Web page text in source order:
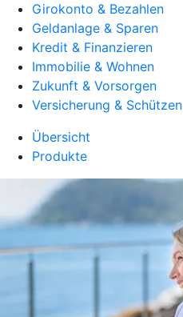
Girokonto & Bezahlen
Geldanlage & Sparen
Kredit & Finanzieren
Immobilie & Wohnen
Zukunft & Vorsorgen
Versicherung & Schützen
Übersicht
Produkte